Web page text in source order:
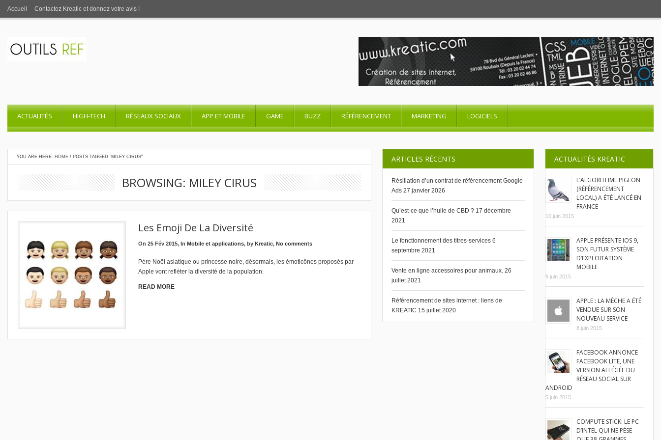
Accueil Contactez Kreatic et donnez votre avis !
ACTUALITÉS HIGH-TECH RÉSEAUX SOCIAUX APP ET MOBILE GAME BUZZ RÉFÉRENCEMENT MARKETING LOGICIELS
YOU ARE HERE: HOME / POSTS TAGGED "MILEY CIRUS"
BROWSING: MILEY CIRUS
Les Emoji De La Diversité
On 25 Fév 2015, In Mobile et applications, by Kreatic, No comments
Père Noël asiatique ou princesse noire, désormais, les émoticônes proposés par
Apple vont refléter la diversité de la population.
READ MORE
ACTUALITÉS KREATIC
L’ALGORITHME PIGEON
(RÉFÉRENCEMENT
LOCAL) A ÉTÉ LANCÉ EN
FRANCE
10 juin 2015
APPLE PRÉSENTE IOS 9,
SON FUTUR SYSTÈME
D’EXPLOITATION
MOBILE
9 juin 2015
APPLE : LA MÈCHE A ÉTÉ
VENDUE SUR SON
NOUVEAU SERVICE
8 juin 2015
FACEBOOK ANNONCE
FACEBOOK LITE, UNE
VERSION ALLÉGÉE DU
RÉSEAU SOCIAL SUR
ANDROID
5 juin 2015
COMPUTE STICK: LE PC
D’INTEL QUI NE PÈSE
ARTICLES RÉCENTS
Résiliation d’un contrat de référencement Google
Ads 27 janvier 2026
Qu’est-ce que l’huile de CBD ? 17 décembre
2021
Le fonctionnement des titres-services 6
septembre 2021
Vente en ligne accessoires pour animaux. 26
juillet 2021
Référencement de sites internet : liens de
KREATIC 15 juillet 2020